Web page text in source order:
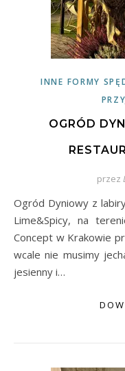
INNE FORMY
OGRÓD
przez
Ogród Dyniowy z labiryntem powstał tuż obok Restauracji
Lime&Spicy, na
Concept w Krakowie
wcale nie musimy
jesienny i…